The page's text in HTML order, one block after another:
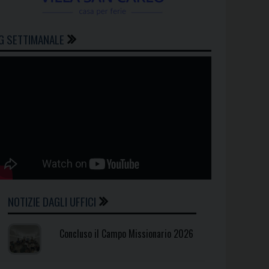
SETTIMANALE
NOTIZIE DAGLI UFFICI
Concluso il Campo Missionario 2026